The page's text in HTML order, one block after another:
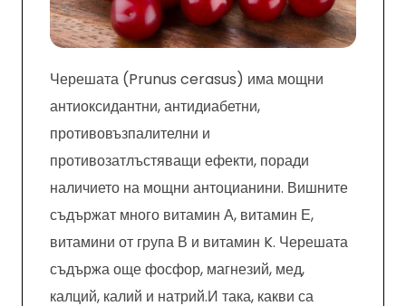
Черешата (Prunus cerasus) има мощни
антиоксидантни, антидиабетни,
противовъзпалителни и
противозатлъстяващи ефекти, поради
наличието на мощни антоцианини. Вишните
съдържат много витамин А, витамин Е,
витамини от група В и витамин K. Черешата
съдържа още фосфор, магнезий, мед,
калций, калий и натрий.И така, какви са